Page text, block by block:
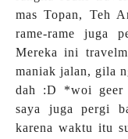
mas Topan, Teh
rame-rame juga
Mereka ini
maniak jalan, gila
dah :D *woi geer
saya juga pergi
karena waktu itu